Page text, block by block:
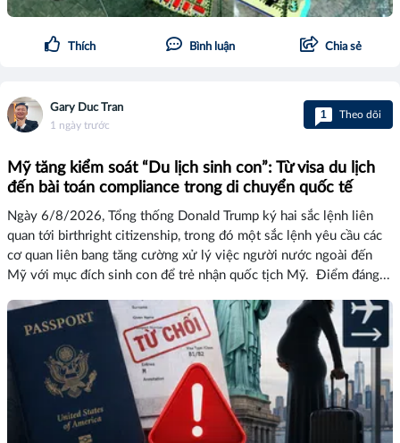
Thích Bình luận Chia sẻ
Gary Duc Tran
1 ngày trước
1 Theo dõi
Mỹ tăng kiểm soát “Du lịch sinh con”: Từ visa du lịch
đến bài toán compliance trong di chuyển quốc tế
Ngày 6/8/2026, Tổng thống Donald Trump ký hai sắc lệnh liên
quan tới birthright citizenship, trong đó một sắc lệnh yêu cầu các
cơ quan liên bang tăng cường xử lý việc người nước ngoài đến
Mỹ với mục đích sinh con để trẻ nhận quốc tịch Mỹ. Điểm đáng...